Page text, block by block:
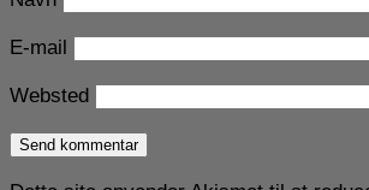
E-mail
Websted